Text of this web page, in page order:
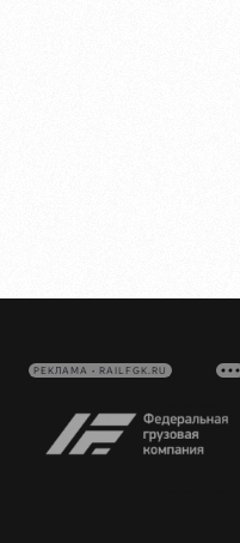
РЕКЛАМА • RAILFGK.RU